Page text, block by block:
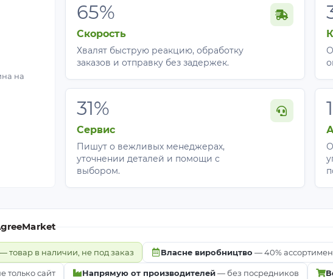
на
65%
Скорость
Хвалят быструю реакцию, обработку
заказов и отправку без задержек.
31%
Сервис
Пишут о вежливых менеджерах,
уточнении деталей и помощи с
выбором.
— товар в наличии, не под заказ Власне виробництво — 40%
только сайт Напрямую от производителей— без посредников